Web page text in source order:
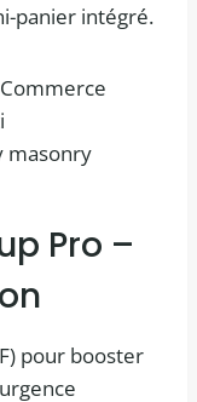
panier intégré.
masonry
Pro –
pour booster